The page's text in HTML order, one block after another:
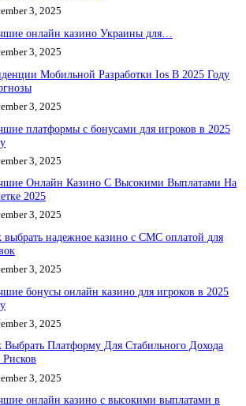
3, 2025
онлайн казино Украины для…
3, 2025
Мобильной Разработки Ios В 2025 Году
3, 2025
платформы с бонусами для игроков в 2025
3, 2025
Онлайн Казино С Высокими Выплатами На
2025
3, 2025
выбрать надежное казино с СМС оплатой для
3, 2025
бонусы онлайн казино для игроков в 2025
3, 2025
Выбрать Платформу Для Стабильного Дохода
Рисков
3, 2025
онлайн казино с высокими выплатами в